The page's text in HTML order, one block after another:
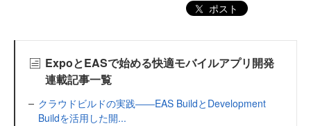
ポスト
ExpoとEASで始める快適モバイルアプリ開発
連載記事一覧
クラウドビルドの実践――EAS BuildとDevelopment
Buildを活用した開...